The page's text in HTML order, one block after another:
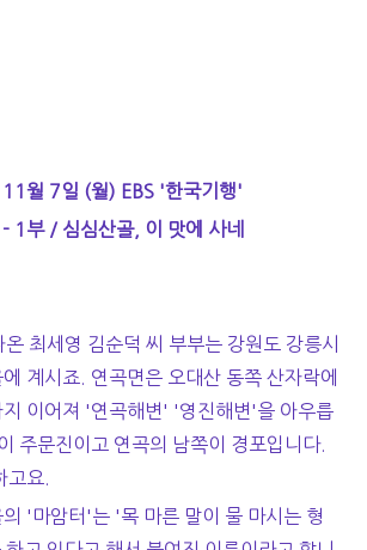
월 7일 (월) EBS '한국기행'
1부 / 심심산골, 이 맛에 사네
온 최세영 김순덕 씨 부부는 강원도 강릉시
계시죠. 연곡면은 오대산 동쪽 산자락에
지 이어져 '연곡해변' '영진해변'을 아우릅
주문진이고 연곡의 남쪽이 경포입니다.
요.
'마암터'는 '목 마른 말이 물 마시는 형